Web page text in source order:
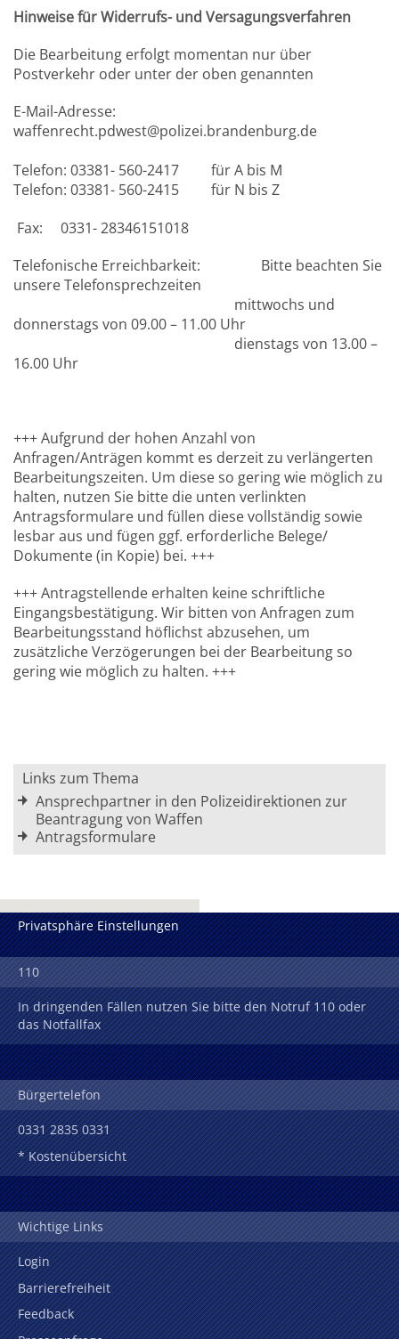
Hinweise für Widerrufs- und Versagungsverfahren
Die Bearbeitung erfolgt momentan nur über
Postverkehr oder unter der oben genannten
E-Mail-Adresse:
waffenrecht.pdwest@polizei.brandenburg.de
Telefon: 03381- 560-2417 für A bis M
Telefon: 03381- 560-2415 für N bis Z
Fax: 0331- 28346151018
Telefonische Erreichbarkeit: Bitte beachten Sie
unsere Telefonsprechzeiten
mittwochs und
donnerstags von 09.00 – 11.00 Uhr
dienstags von 13.00 –
16.00 Uhr
+++ Aufgrund der hohen Anzahl von
Anfragen/Anträgen kommt es derzeit zu verlängerten
Bearbeitungszeiten. Um diese so gering wie möglich zu
halten, nutzen Sie bitte die unten verlinkten
Antragsformulare und füllen diese vollständig sowie
lesbar aus und fügen ggf. erforderliche Belege/
Dokumente (in Kopie) bei. +++
+++ Antragstellende erhalten keine schriftliche
Eingangsbestätigung. Wir bitten von Anfragen zum
Bearbeitungsstand höflichst abzusehen, um
zusätzliche Verzögerungen bei der Bearbeitung so
gering wie möglich zu halten. +++
Links zum Thema
Ansprechpartner in den Polizeidirektionen zur
Beantragung von Waffen
Antragsformulare
Privatsphäre Einstellungen
110
In dringenden Fällen nutzen Sie bitte den Notruf 110 oder
das Notfallfax
Bürgertelefon
0331 2835 0331
* Kostenübersicht
Wichtige Links
Login
Barrierefreiheit
Feedback